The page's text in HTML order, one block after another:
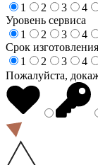
1
2 3 4
Уровень сервиса
1
2 3 4
Срок изготовления
1
2 3 4
Пожалуйста,